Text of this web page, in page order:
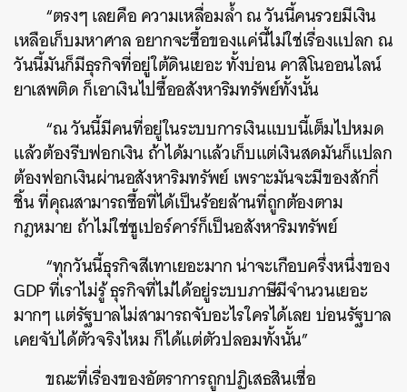
“ตรงๆ เลยคือ ความเหลื่อมล้ำ ณ วันนี้คนรวยมีเงิน
เหลือเก็บมหาศาล อยากจะซื้อของแค่นี้ไม่ใช่เรื่องแปลก ณ
วันนี้มันก็มีธุรกิจที่อยู่ใต้ดินเยอะ ทั้งบ่อน คาสิโนออนไลน์
ยาเสพติด ก็เอาเงินไปซื้ออสังหาริมทรัพย์ทั้งนั้น
“ณ วันนี้มีคนที่อยู่ในระบบการเงินแบบนี้เต็มไปหมด
แล้วต้องรีบฟอกเงิน ถ้าได้มาแล้วเก็บแต่เงินสดมันก็แปลก
ต้องฟอกเงินผ่านอสังหาริมทรัพย์ เพราะมันจะมีของสักกี่
ชิ้น ที่คุณสามารถซื้อที่ได้เป็นร้อยล้านที่ถูกต้องตาม
กฎหมาย ถ้าไม่ใช่ซูเปอร์คาร์ก็เป็นอสังหาริมทรัพย์
“ทุกวันนี้ธุรกิจสีเทาเยอะมาก น่าจะเกือบครึ่งหนึ่งของ
GDP ที่เราไม่รู้ ธุรกิจที่ไม่ได้อยู่ระบบภาษีมีจำนวนเยอะ
มากๆ แต่รัฐบาลไม่สามารถจับอะไรใครได้เลย บ่อนรัฐบาล
เคยจับได้ตัวจริงไหม ก็ได้แต่ตัวปลอมทั้งนั้น”
ขณะที่เรื่องของอัตราการถูกปฏิเสธสินเชื่อ